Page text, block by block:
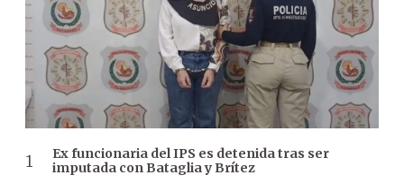
Ex funcionaria del IPS es detenida tras ser
imputada con Bataglia y Brítez